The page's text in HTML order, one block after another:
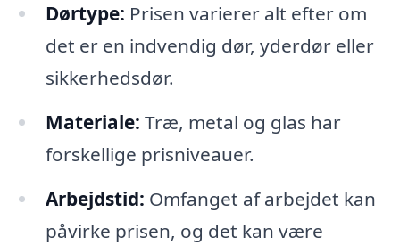
Dørtype: Prisen varierer alt efter om
det er en indvendig dør, yderdør eller
sikkerhedsdør.
Materiale: Træ, metal og glas har
forskellige prisniveauer.
Arbejdstid: Omfanget af arbejdet kan
påvirke prisen, og det kan være